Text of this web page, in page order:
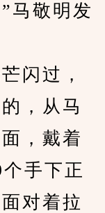
马敬明发
闪过，
，从马
，戴着
手下正
对着拉